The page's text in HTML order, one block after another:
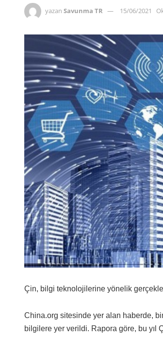
yazan Savunma TR 15/06/2021
Çin, bilgi teknolojilerine yönelik
China.org sitesinde yer alan haberde,
bilgilere yer verildi. Rapora göre, bu yıl